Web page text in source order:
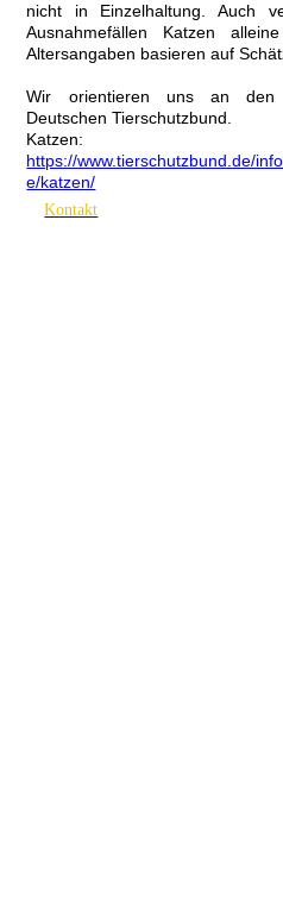
nicht in Einzelhaltung. Auch
Ausnahmefällen Katzen
Altersangaben basieren auf
Wir orientieren uns an den
Deutschen Tierschutzbund.
Katzen:
https://www.tierschutzbund.de/
e/katzen/
Kontakt